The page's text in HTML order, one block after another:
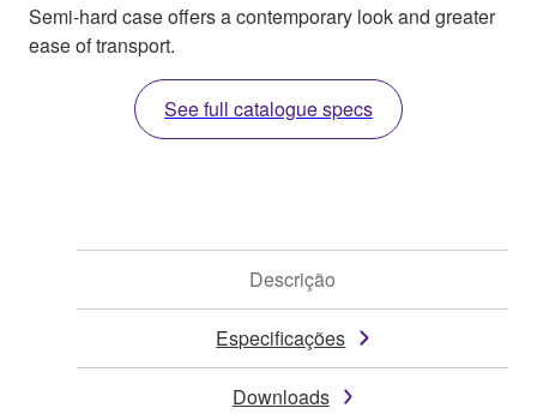
Semi-hard case offers a contemporary look and greater
ease of transport.
See full catalogue specs
Descrição
Especificações
Downloads